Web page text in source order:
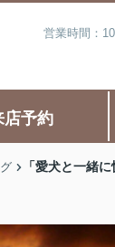
営業時間：
店予約
「愛犬と一緒